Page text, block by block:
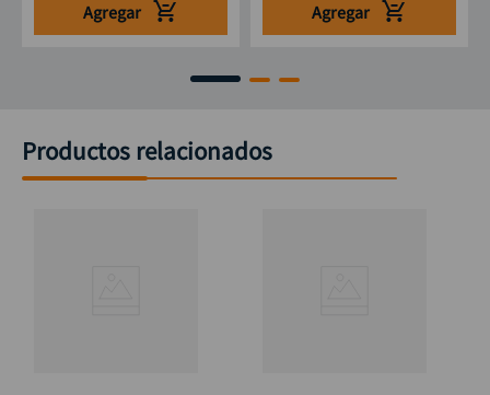
Agregar Agregar
Productos relacionados